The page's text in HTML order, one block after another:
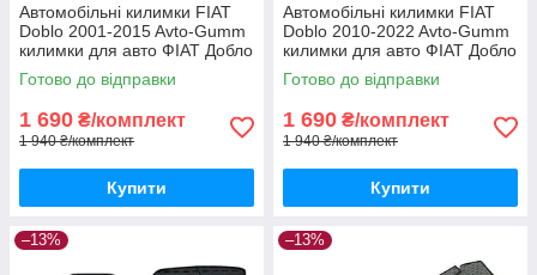
Автомобільні килимки FIAT
Doblo 2001-2015 Avto-Gumm
килимки для авто ФІАТ Добло
2001-2015 Автогум
Готово до відправки
1 690 ₴/комплект
1 940 ₴/комплект
Купити
Автомобільні килимки FIAT
Doblo 2010-2022 Avto-Gumm
килимки для авто ФІАТ Добло
2010-2022 Автогум
Готово до відправки
1 690 ₴/комплект
1 940 ₴/комплект
Купити
–13% –13%